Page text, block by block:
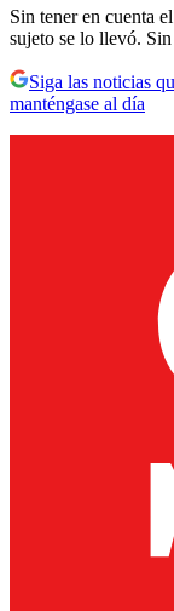
Sin tener en cuenta
sujeto se lo llevó.
Siga las noticias
manténgase al día